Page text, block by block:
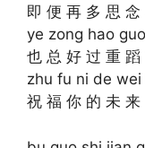
即 便 再 多 思 念
ye zong hao
也 总 好 过 重 蹈
zhu fu ni de
祝 福 你 的 未